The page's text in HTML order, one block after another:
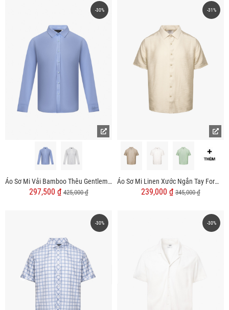
-30%
Áo Sơ Mi Vải Bamboo Thêu Gentlemen Ở Măng Séc Form Slimfit SM155
297,500 ₫425,000 ₫
-31%
Áo Sơ Mi Linen Xước Ngắn Tay Form Regular SM203
239,000 ₫345,000 ₫
-30% -30%